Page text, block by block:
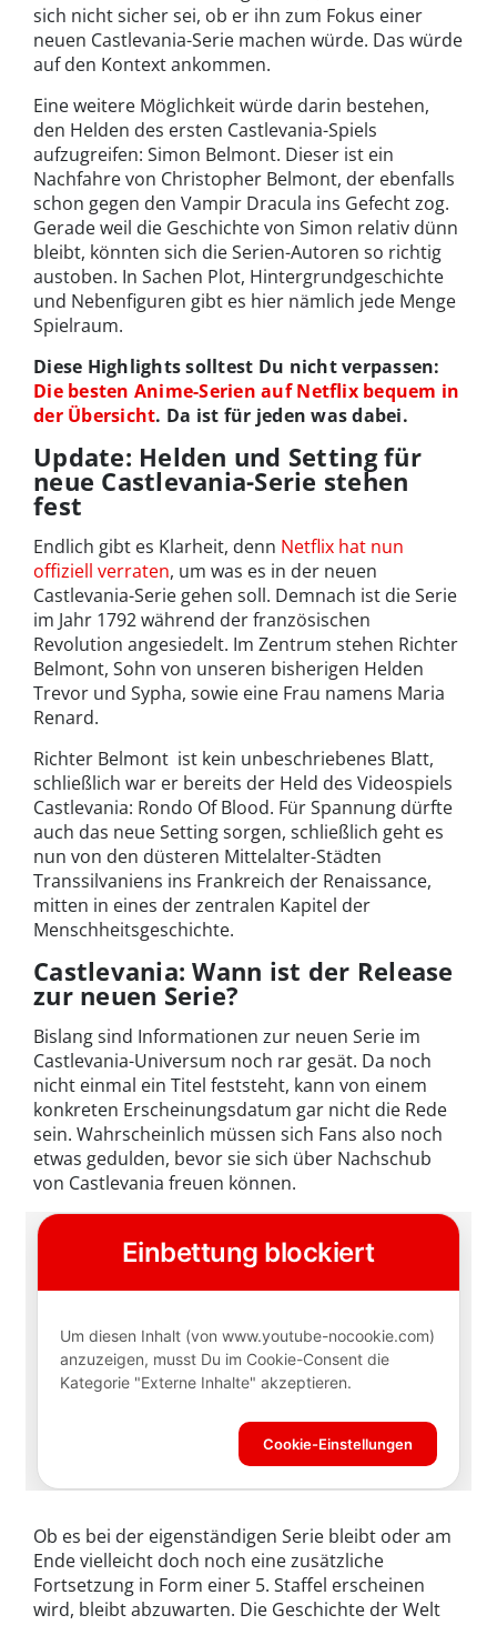
sich nicht sicher sei, ob er ihn zum Fokus einer
neuen Castlevania-Serie machen würde. Das würde
auf den Kontext ankommen.
Eine weitere Möglichkeit würde darin bestehen,
den Helden des ersten Castlevania-Spiels
aufzugreifen: Simon Belmont. Dieser ist ein
Nachfahre von Christopher Belmont, der ebenfalls
schon gegen den Vampir Dracula ins Gefecht zog.
Gerade weil die Geschichte von Simon relativ dünn
bleibt, könnten sich die Serien-Autoren so richtig
austoben. In Sachen Plot, Hintergrundgeschichte
und Nebenfiguren gibt es hier nämlich jede Menge
Spielraum.
Diese Highlights solltest Du nicht verpassen:
Die besten Anime-Serien auf Netflix bequem in
der Übersicht. Da ist für jeden was dabei.
Update: Helden und Setting für
neue Castlevania-Serie stehen
fest
Endlich gibt es Klarheit, denn Netflix hat nun
offiziell verraten, um was es in der neuen
Castlevania-Serie gehen soll. Demnach ist die Serie
im Jahr 1792 während der französischen
Revolution angesiedelt. Im Zentrum stehen Richter
Belmont, Sohn von unseren bisherigen Helden
Trevor und Sypha, sowie eine Frau namens Maria
Renard.
Richter Belmont ist kein unbeschriebenes Blatt,
schließlich war er bereits der Held des Videospiels
Castlevania: Rondo Of Blood. Für Spannung dürfte
auch das neue Setting sorgen, schließlich geht es
nun von den düsteren Mittelalter-Städten
Transsilvaniens ins Frankreich der Renaissance,
mitten in eines der zentralen Kapitel der
Menschheitsgeschichte.
Castlevania: Wann ist der Release
zur neuen Serie?
Bislang sind Informationen zur neuen Serie im
Castlevania-Universum noch rar gesät. Da noch
nicht einmal ein Titel feststeht, kann von einem
konkreten Erscheinungsdatum gar nicht die Rede
sein. Wahrscheinlich müssen sich Fans also noch
etwas gedulden, bevor sie sich über Nachschub
von Castlevania freuen können.
Ob es bei der eigenständigen Serie bleibt oder am
Ende vielleicht doch noch eine zusätzliche
Fortsetzung in Form einer 5. Staffel erscheinen
wird, bleibt abzuwarten. Die Geschichte der Welt